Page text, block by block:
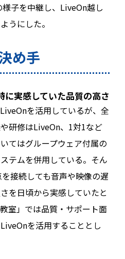
子を中継し、LiveOn越し
うにした。
め手
に実感していた品質の高さ
を活用しているが、全
研修はLiveOn、1対1など
てはグループウェア付属の
テムを併用している。そん
接続しても音声や映像の遅
を日頃から実感していたと
室」では品質・サポート面
を活用することとし